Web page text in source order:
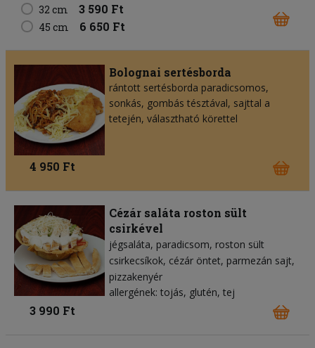
32 cm 3 590 Ft
45 cm 6 650 Ft
Bolognai sertésborda
rántott sertésborda paradicsomos,
sonkás, gombás tésztával, sajttal a
tetején, választható körettel
4 950 Ft
Cézár saláta roston sült
csirkével
jégsaláta paradicsom roston sült
csirkecsíkok cézár öntet parmezán sajt
pizzakenyér
allergének: tojás, glutén, tej
3 990 Ft